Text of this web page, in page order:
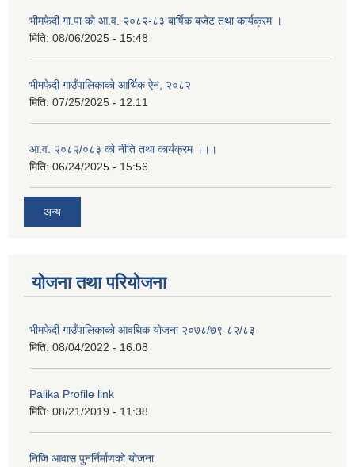
भीमफेदी गा.पा को आ.व. २०८२-८३ बार्षिक बजेट तथा कार्यक्रम ।
मिति: 08/06/2025 - 15:48
भीमफेदी गाउँपालिकाको आर्थिक ऐन, २०८२
मिति: 07/25/2025 - 12:11
आ.व. २०८२/०८३ को नीति तथा कार्यक्रम ।।।
मिति: 06/24/2025 - 15:56
अन्य
योजना तथा परियोजना
भीमफेदी गाउँपालिकाको आवधिक योजना २०७८/७९-८२/८३
मिति: 08/04/2022 - 16:08
Palika Profile link
मिति: 08/21/2019 - 11:38
निजि आवास पुनर्निर्माणको योजना